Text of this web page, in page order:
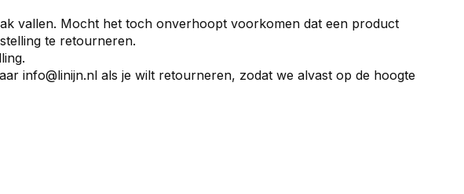
vallen. Mocht het toch onverhoopt voorkomen dat een product
te retourneren.
info@linijn.nl als je wilt retourneren, zodat we alvast op de hoogte